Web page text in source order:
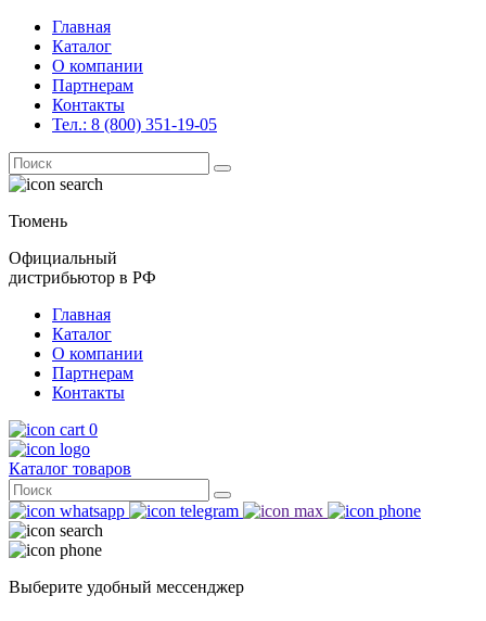
Главная
Каталог
О компании
Партнерам
Контакты
Тел.: 8 (800) 351-19-05
Поиск
for:
Тюмень
Официальный
дистрибьютор в РФ
Главная
Каталог
О компании
Партнерам
Контакты
0
Каталог товаров
Поиск
for:
Выберите удобный мессенджер